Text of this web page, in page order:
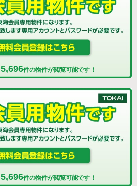
5,696件の物件が閲覧可能です！
5,696件の物件が閲覧可能です！